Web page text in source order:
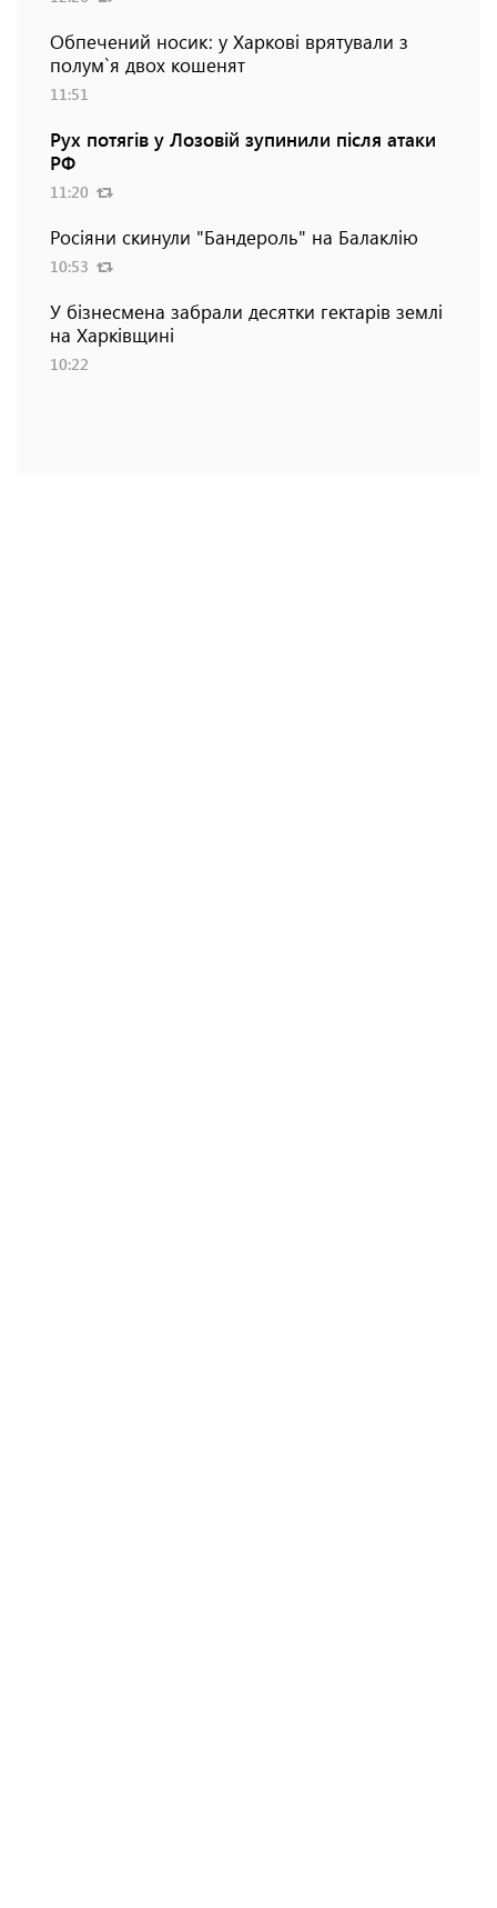
Обпечений носик: у Харкові врятували з
полум`я двох кошенят
11:51
Рух потягів у Лозовій зупинили після атаки
РФ
11:20
Росіяни скинули "Бандероль" на Балаклію
10:53
У бізнесмена забрали десятки гектарів землі
на Харківщині
10:22